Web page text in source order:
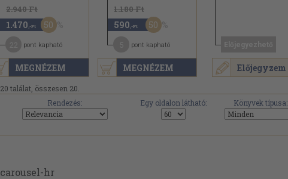
MEGNÉZEM
2.940 Ft
1.470 ,-Ft 50
pont kapható
MEGNÉZEM
1.180 Ft
590 ,-Ft 50
pont kapható
Előjegyzem
találat, összesen 20.
Rendezés:
Egy oldalon látható: Könyvek típusa: